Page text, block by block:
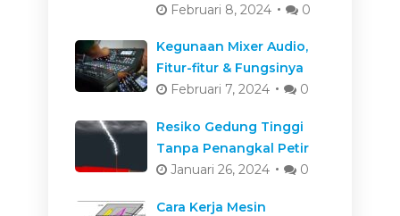
Februari 8, 2024
0
Kegunaan Mixer Audio,
Fitur-fitur & Fungsinya
Februari 7, 2024
0
Resiko Gedung Tinggi
Tanpa Penangkal Petir
Januari 26, 2024
0
Cara Kerja Mesin